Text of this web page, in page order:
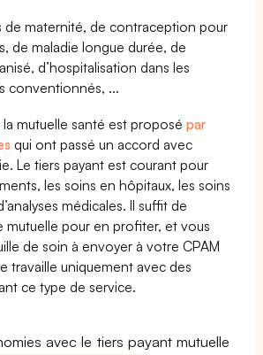
de maternité, de contraception pour
de maladie longue durée, de
d’hospitalisation dans les
conventionnés, ...
la mutuelle santé est proposépar
qui ont passé un accord avec
Le tiers payant est courant pour
les soins en hôpitaux, les soins
médicales. Il suffit de
mutuelle pour en profiter, et vous
de soin à envoyer à votre CPAM
travaille uniquement avec des
ce type de service.
avec le tiers payant mutuelle